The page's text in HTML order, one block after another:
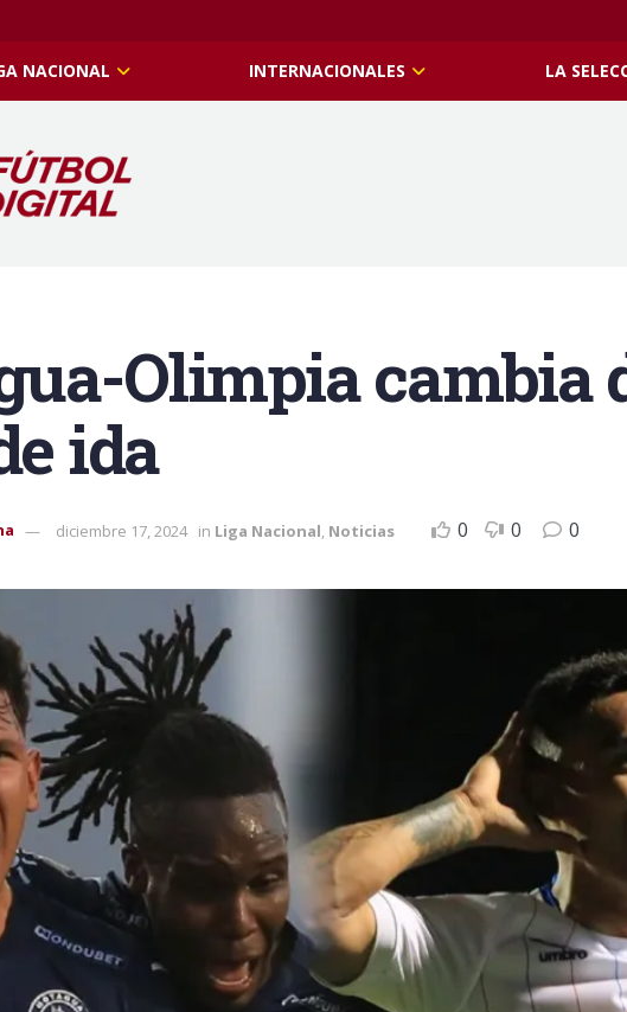
NACIONAL INTERNACIONALES LA
Olimpia cambia
ida
diciembre 17, 2024 in Liga Nacional Noticias 0 0 0